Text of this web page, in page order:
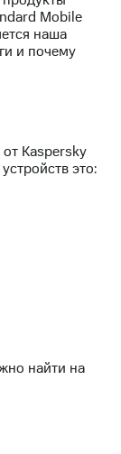
Mobile
наша
и почему
Kaspersky
это:
найти на